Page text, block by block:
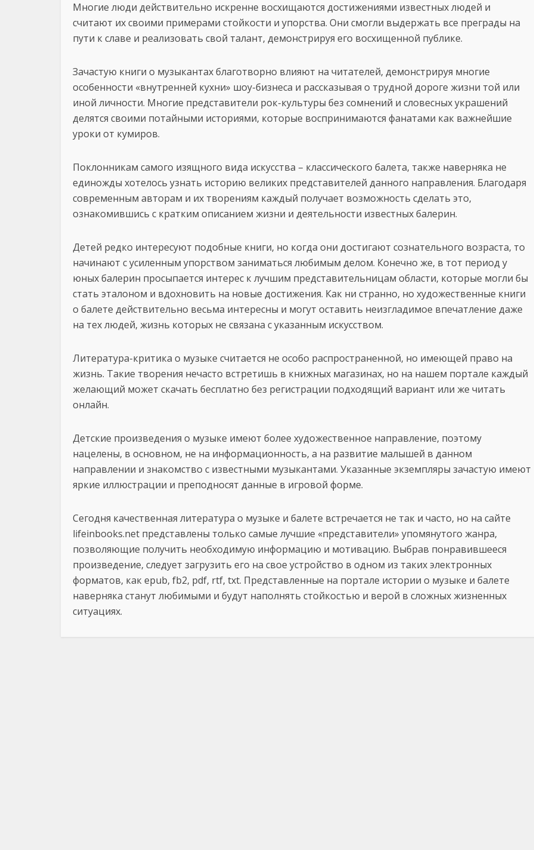
Многие люди действительно искренне восхищаются достижениями известных людей и
считают их своими примерами стойкости и упорства. Они смогли выдержать все преграды на
пути к славе и реализовать свой талант, демонстрируя его восхищенной публике.
Зачастую книги о музыкантах благотворно влияют на читателей, демонстрируя многие
особенности «внутренней кухни» шоу-бизнеса и рассказывая о трудной дороге жизни той или
иной личности. Многие представители рок-культуры без сомнений и словесных украшений
делятся своими потайными историями, которые воспринимаются фанатами как важнейшие
уроки от кумиров.
Поклонникам самого изящного вида искусства – классического балета, также наверняка не
единожды хотелось узнать историю великих представителей данного направления. Благодаря
современным авторам и их творениям каждый получает возможность сделать это,
ознакомившись с кратким описанием жизни и деятельности известных балерин.
Детей редко интересуют подобные книги, но когда они достигают сознательного возраста, то
начинают с усиленным упорством заниматься любимым делом. Конечно же, в тот период у
юных балерин просыпается интерес к лучшим представительницам области, которые могли бы
стать эталоном и вдохновить на новые достижения. Как ни странно, но художественные книги
о балете действительно весьма интересны и могут оставить неизгладимое впечатление даже
на тех людей, жизнь которых не связана с указанным искусством.
Литература-критика о музыке считается не особо распространенной, но имеющей право на
жизнь. Такие творения нечасто встретишь в книжных магазинах, но на нашем портале каждый
желающий может скачать бесплатно без регистрации подходящий вариант или же читать
онлайн.
Детские произведения о музыке имеют более художественное направление, поэтому
нацелены, в основном, не на информационность, а на развитие малышей в данном
направлении и знакомство с известными музыкантами. Указанные экземпляры зачастую имеют
яркие иллюстрации и преподносят данные в игровой форме.
Сегодня качественная литература о музыке и балете встречается не так и часто, но на сайте
lifeinbooks.net представлены только самые лучшие «представители» упомянутого жанра,
позволяющие получить необходимую информацию и мотивацию. Выбрав понравившееся
произведение, следует загрузить его на свое устройство в одном из таких электронных
форматов, как epub, fb2, pdf, rtf, txt. Представленные на портале истории о музыке и балете
наверняка станут любимыми и будут наполнять стойкостью и верой в сложных жизненных
ситуациях.